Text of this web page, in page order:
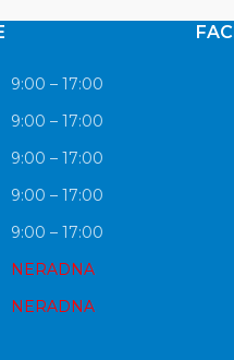
9:00 – 17:00
9:00 – 17:00
9:00 – 17:00
9:00 – 17:00
9:00 – 17:00
NERADNA
NERADNA